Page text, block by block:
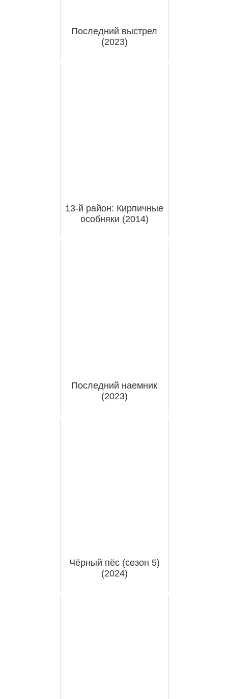
Последний выстрел
(2023)
13-й район: Кирпичные
особняки (2014)
Последний наемник
(2023)
Чёрный пёс (сезон 5)
(2024)